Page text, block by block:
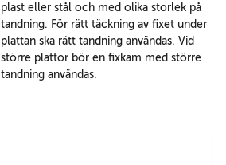
plast eller stål och med olika storlek på
tandning. För rätt täckning av fixet under
plattan ska rätt tandning användas. Vid
större plattor bör en fixkam med större
tandning användas.